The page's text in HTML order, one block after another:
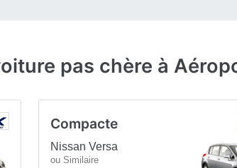
pas chère à
Compacte
Nissan Versa
ou Similaire